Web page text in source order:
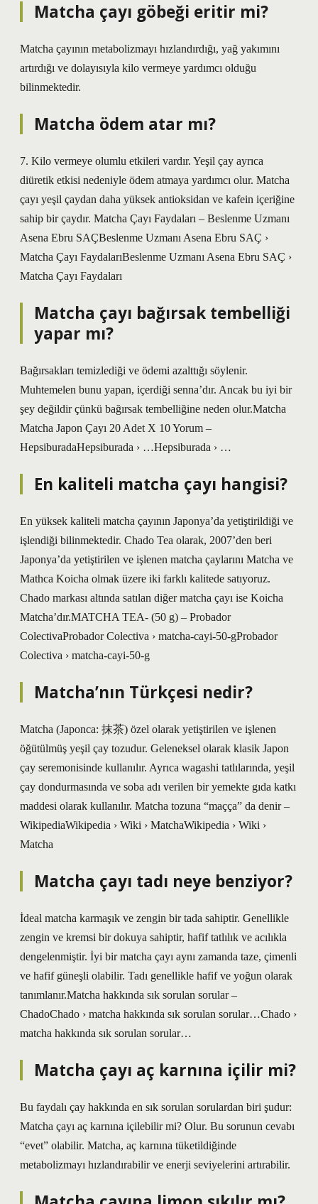
Matcha çayı göbeği eritir mi?
Matcha çayının metabolizmayı hızlandırdığı, yağ yakımını
artırdığı ve dolayısıyla kilo vermeye yardımcı olduğu
bilinmektedir.
Matcha ödem atar mı?
7. Kilo vermeye olumlu etkileri vardır. Yeşil çay ayrıca
diüretik etkisi nedeniyle ödem atmaya yardımcı olur. Matcha
çayı yeşil çaydan daha yüksek antioksidan ve kafein içeriğine
sahip bir çaydır. Matcha Çayı Faydaları – Beslenme Uzmanı
Asena Ebru SAÇBeslenme Uzmanı Asena Ebru SAÇ ›
Matcha Çayı FaydalarıBeslenme Uzmanı Asena Ebru SAÇ ›
Matcha Çayı Faydaları
Matcha çayı bağırsak tembelliği
yapar mı?
Bağırsakları temizlediği ve ödemi azalttığı söylenir.
Muhtemelen bunu yapan, içerdiği senna’dır. Ancak bu iyi bir
şey değildir çünkü bağırsak tembelliğine neden olur.Matcha
Matcha Japon Çayı 20 Adet X 10 Yorum –
HepsiburadaHepsiburada › …Hepsiburada › …
En kaliteli matcha çayı hangisi?
En yüksek kaliteli matcha çayının Japonya’da yetiştirildiği ve
işlendiği bilinmektedir. Chado Tea olarak, 2007’den beri
Japonya’da yetiştirilen ve işlenen matcha çaylarını Matcha ve
Mathca Koicha olmak üzere iki farklı kalitede satıyoruz.
Chado markası altında satılan diğer matcha çayı ise Koicha
Matcha’dır.MATCHA TEA- (50 g) – Probador
ColectivaProbador Colectiva › matcha-cayi-50-gProbador
Colectiva › matcha-cayi-50-g
Matcha’nın Türkçesi nedir?
Matcha (Japonca: 抹茶) özel olarak yetiştirilen ve işlenen
öğütülmüş yeşil çay tozudur. Geleneksel olarak klasik Japon
çay seremonisinde kullanılır. Ayrıca wagashi tatlılarında, yeşil
çay dondurmasında ve soba adı verilen bir yemekte gıda katkı
maddesi olarak kullanılır. Matcha tozuna “maçça” da denir –
WikipediaWikipedia › Wiki › MatchaWikipedia › Wiki ›
Matcha
Matcha çayı tadı neye benziyor?
İdeal matcha karmaşık ve zengin bir tada sahiptir. Genellikle
zengin ve kremsi bir dokuya sahiptir, hafif tatlılık ve acılıkla
dengelenmiştir. İyi bir matcha çayı aynı zamanda taze, çimenli
ve hafif güneşli olabilir. Tadı genellikle hafif ve yoğun olarak
tanımlanır.Matcha hakkında sık sorulan sorular –
ChadoChado › matcha hakkında sık sorulan sorular…Chado ›
matcha hakkında sık sorulan sorular…
Matcha çayı aç karnına içilir mi?
Bu faydalı çay hakkında en sık sorulan sorulardan biri şudur:
Matcha çayı aç karnına içilebilir mi? Olur. Bu sorunun cevabı
“evet” olabilir. Matcha, aç karnına tüketildiğinde
metabolizmayı hızlandırabilir ve enerji seviyelerini artırabilir.